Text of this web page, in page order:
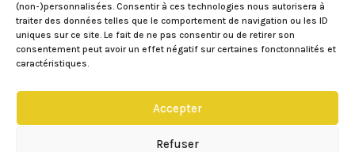
(non-)personnalisées. Consentir à ces technologies nous autorisera à
traiter des données telles que le comportement de navigation ou les ID
uniques sur ce site. Le fait de ne pas consentir ou de retirer son
consentement peut avoir un effet négatif sur certaines fonctonnalités et
caractéristiques.
Accepter
Refuser
Contes et Délices sur 02/11/2016 à 17:22
C’est vrai que c’est un accord parfait ! Il
est trop tentant ton moelleux !
aussi de carnet de recettes, même si je
ne le consulte pas aussi souvent que je